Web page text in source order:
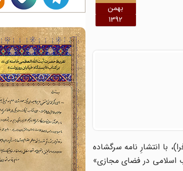
بهمن
1392
با انتشارِ نامه سرگشاده
اسلامی در فضای مجازی»